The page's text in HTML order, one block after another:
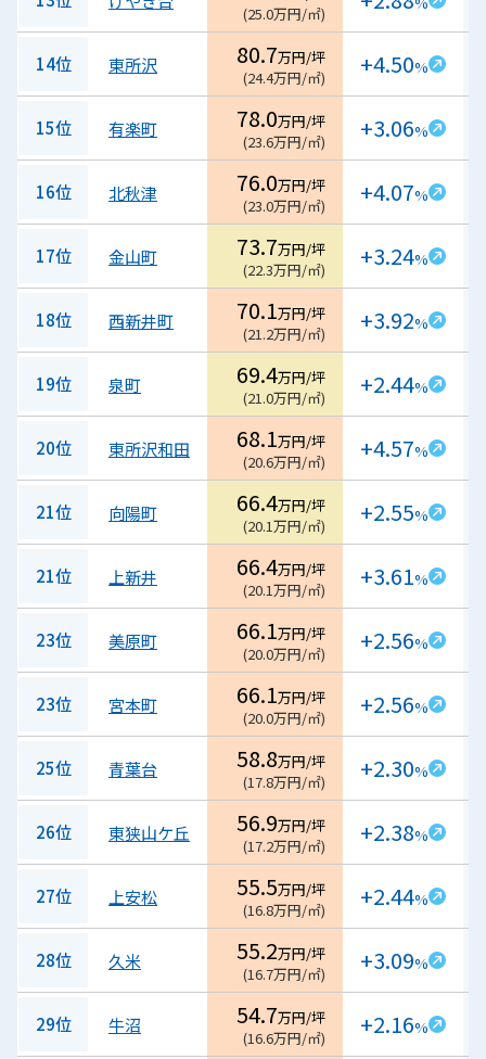
(25.0万円/㎡)
14位 東所沢 80.7万円/坪
(24.4万円/㎡) +4.50%
15位 有楽町 78.0万円/坪
(23.6万円/㎡) +3.06%
16位 北秋津 76.0万円/坪
(23.0万円/㎡) +4.07%
17位 金山町 73.7万円/坪
(22.3万円/㎡) +3.24%
18位 西新井町 70.1万円/坪
(21.2万円/㎡) +3.92%
19位 泉町 69.4万円/坪
(21.0万円/㎡) +2.44%
20位 東所沢和田 68.1万円/坪
(20.6万円/㎡) +4.57%
21位 向陽町 66.4万円/坪
(20.1万円/㎡) +2.55%
21位 上新井 66.4万円/坪
(20.1万円/㎡) +3.61%
23位 美原町 66.1万円/坪
(20.0万円/㎡) +2.56%
23位 宮本町 66.1万円/坪
(20.0万円/㎡) +2.56%
25位 青葉台 58.8万円/坪
(17.8万円/㎡) +2.30%
26位 東狭山ケ丘 56.9万円/坪
(17.2万円/㎡) +2.38%
27位 上安松 55.5万円/坪
(16.8万円/㎡) +2.44%
28位 久米 55.2万円/坪
(16.7万円/㎡) +3.09%
29位 牛沼 54.7万円/坪
(16.6万円/㎡) +2.16%